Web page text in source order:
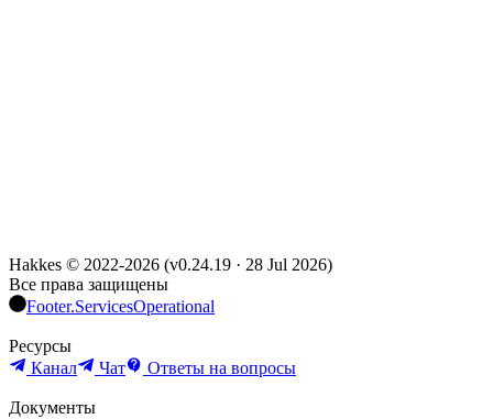
Hakkes © 2022-2026 (v0.24.19 · 28 Jul 2026)
Все права защищены
Footer.ServicesOperational
Ресурсы
Канал
Чат Ответы на вопросы
Документы